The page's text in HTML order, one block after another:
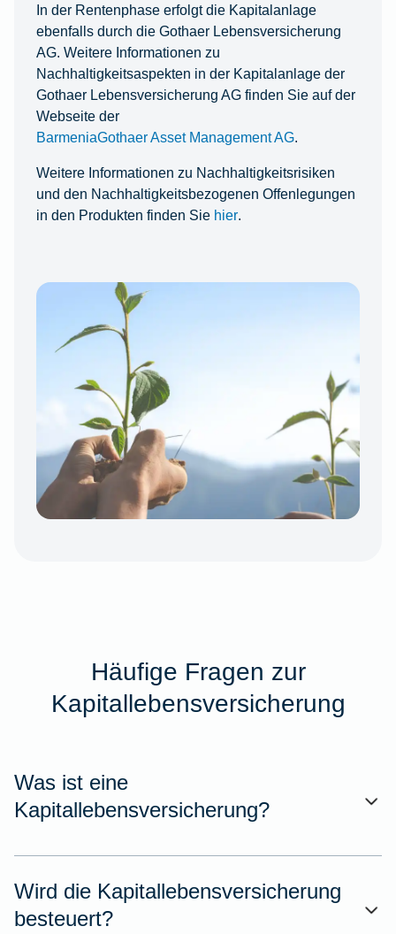
In der Rentenphase erfolgt die Kapitalanlage
ebenfalls durch die Gothaer Lebensversicherung
AG. Weitere Informationen zu
Nachhaltigkeitsaspekten in der Kapitalanlage der
Gothaer Lebensversicherung AG finden Sie auf der
Webseite der
BarmeniaGothaer Asset Management AG.
Weitere Informationen zu Nachhaltigkeitsrisiken
und den Nachhaltigkeitsbezogenen Offenlegungen
in den Produkten finden Sie hier.
Häufige Fragen zur
Kapitallebensversicherung
Was ist eine
Kapitallebensversicherung?
Wird die Kapitallebensversicherung
besteuert?